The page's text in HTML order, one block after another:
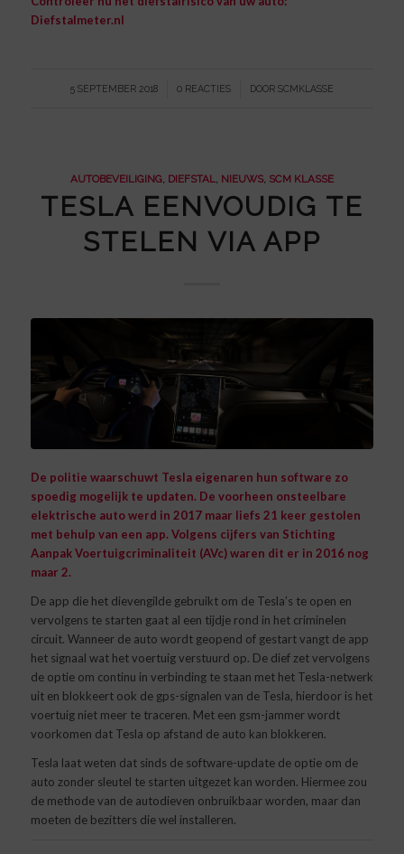
Diefstalmeter.nl
5 SEPTEMBER 2018
/ 0 REACTIES
/ DOOR SCMKLASSE
AUTOBEVEILIGING, DIEFSTAL, NIEUWS, SCM KLASSE
TESLA EENVOUDIG TE
STELEN VIA APP
De politie waarschuwt Tesla eigenaren hun software zo
spoedig mogelijk te updaten. De voorheen onsteelbare
elektrische auto werd in 2017 maar liefs 21 keer gestolen
met behulp van een app. Volgens cijfers van Stichting
Aanpak Voertuigcriminaliteit (AVc) waren dit er in 2016 nog
maar 2.
De app die het dievengilde gebruikt om de Tesla’s te open en
vervolgens te starten gaat al een tijdje rond in het criminelen
circuit. Wanneer de auto wordt geopend of gestart vangt de app
het signaal wat het voertuig verstuurd op. De dief zet vervolgens
de optie om continu in verbinding te staan met het Tesla-netwerk
uit en blokkeert ook de gps-signalen van de Tesla, hierdoor is het
voertuig niet meer te traceren. Met een gsm-jammer wordt
voorkomen dat Tesla op afstand de auto kan blokkeren.
Tesla laat weten dat sinds de software-update de optie om de
auto zonder sleutel te starten uitgezet kan worden. Hiermee zou
de methode van de autodieven onbruikbaar worden, maar dan
moeten de bezitters die wel installeren.